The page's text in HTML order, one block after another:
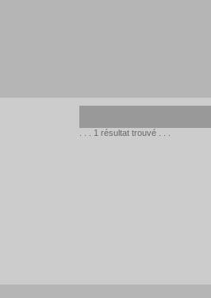
. . . 1 résultat trouvé . . .